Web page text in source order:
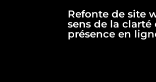
Refonte de site
sens de la
présence en